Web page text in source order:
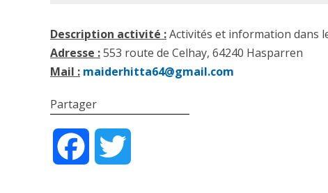
Description activité :Activités et information dans
Adresse :553 route de Celhay, 64240 Hasparren
Mail : maiderhitta64@gmail.com
Partager
Facebook